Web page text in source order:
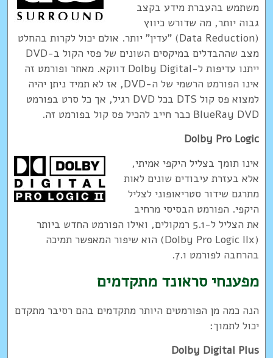
משתמש בהעברת מידע בקצב
גבוה יותר, מה שדורש כיווץ
(Data Reduction) "עדין" יותר. אולם יכול לקרות בהחלט
מצב שההבדלים במיקסים השונים של פסי הקול ב-DVD
ייתנו עדיפות ל-Dolby Digital דווקא. מאחר ופורמט זה
אינו הפורמט הרשמי של ה-DVD, אז לא תמיד ניתן יהיה
למצוא פס קול DTS בכל DVD רגיל, אך כל סרט בפורמט
BlueRay DVD כבר חייב להכיל פס קול בפורמט זה.
Dolby Pro Logic
אינו תומך בצליל היקפי אמיתי,
אלא בעזרת עיבודים שונים לאות
מתרגם שידור סטריאופוני לצליל
היקפי. הפורמט הבסיסי מרחיב
את הצליל ל-5.1 רמקולים, ואילו הפורמט החדש ביותר
(Dolby Pro Logic IIx) הוא שיפור המאפשר תמיכה
בהרחבה לפורמט 7.1.
מפענחי סראונד מתקדמים
הנה כמה מן הפורמטים היותר מתקדמים בהם רסיבר מתקדם
יכול לתמוך:
Dolby Digital Plus